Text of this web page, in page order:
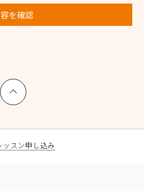
を確認
上へ戻る
ッスン申し込み